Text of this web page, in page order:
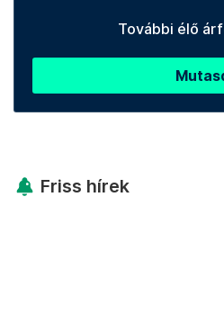
További élő
Friss hírek